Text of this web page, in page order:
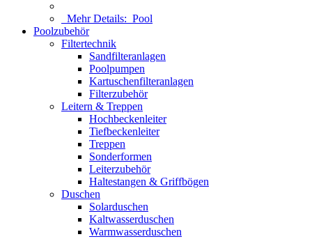
Mehr Details: Pool
Poolzubehör
Filtertechnik
Sandfilteranlagen
Poolpumpen
Kartuschenfilteranlagen
Filterzubehör
Leitern & Treppen
Hochbeckenleiter
Tiefbeckenleiter
Treppen
Sonderformen
Leiterzubehör
Haltestangen & Griffbögen
Duschen
Solarduschen
Kaltwasserduschen
Warmwasserduschen